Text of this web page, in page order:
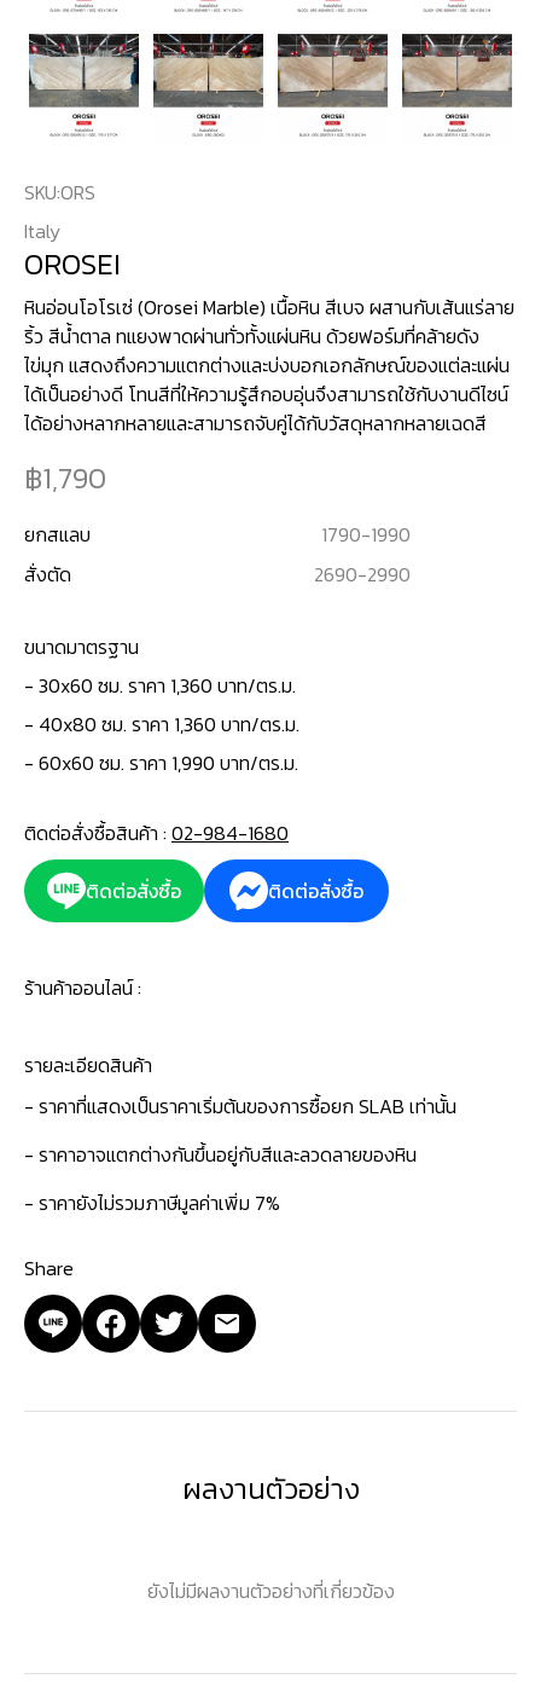
SKU:ORS
Italy
OROSEI
หินอ่อนโอโรเซ่ (Orosei Marble) เนื้อหิน สีเบจ ผสานกับเส้นแร่ลาย
ริ้ว สีน้ำตาล ทแยงพาดผ่านทั่วทั้งแผ่นหิน ด้วยฟอร์มที่คล้ายดัง
ไข่มุก แสดงถึงความแตกต่างและบ่งบอกเอกลักษณ์ของแต่ละแผ่น
ได้เป็นอย่างดี โทนสีที่ให้ความรู้สึกอบอุ่นจึงสามารถใช้กับงานดีไซน์
ได้อย่างหลากหลายและสามารถจับคู่ได้กับวัสดุหลากหลายเฉดสี
1,790
ยกสแลบ 1790-1990
สั่งตัด
2690-2990
ขนาดมาตรฐาน
- 30x60 ซม. ราคา 1,360 บาท/ตร.ม.
- 40x80 ซม. ราคา 1,360 บาท/ตร.ม.
- 60x60 ซม. ราคา 1,990 บาท/ตร.ม.
ติดต่อสั่งซื้อสินค้า : 02-984-1680
ติดต่อสั่งซื้อ
ติดต่อสั่งซื้อ
ร้านค้าออนไลน์ :
รายละเอียดสินค้า
- ราคาที่แสดงเป็นราคาเริ่มต้นของการซื้อยก SLAB เท่านั้น
- ราคาอาจแตกต่างกันขึ้นอยู่กับสีและลวดลายของหิน
- ราคายังไม่รวมภาษีมูลค่าเพิ่ม 7%
Share
ผลงานตัวอย่าง
ยังไม่มีผลงานตัวอย่างที่เกี่ยวข้อง